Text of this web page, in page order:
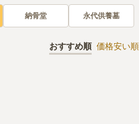
納骨堂 永代供養墓
おすすめ順 価格安い順